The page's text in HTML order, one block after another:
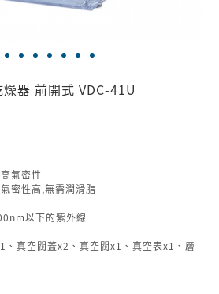
器 前開式 VDC-41U
氣密性
密性高,無需潤滑脂
以下的紫外線
、真空閥蓋x2、真空閥x1、真空表x1、層